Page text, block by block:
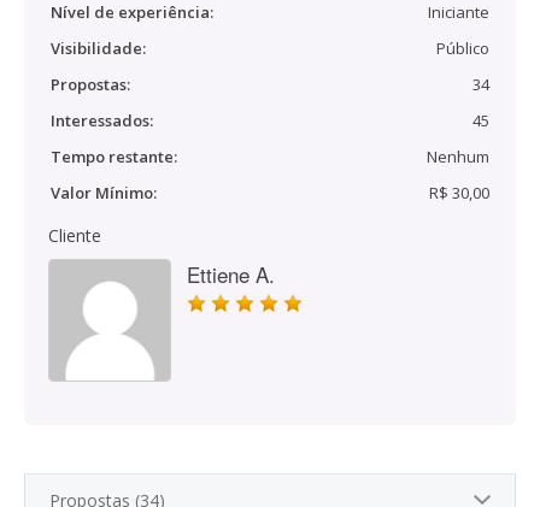
Nível de experiência:
Iniciante
Visibilidade:
Público
Propostas:
34
Interessados:
45
Tempo restante:
Nenhum
Valor Mínimo:
R$ 30,00
Cliente
Ettiene A.
Propostas (34)